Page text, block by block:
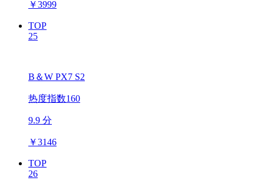
￥3999
TOP
25
B＆W PX7 S2
热度指数160
9.9 分
￥3146
TOP
26